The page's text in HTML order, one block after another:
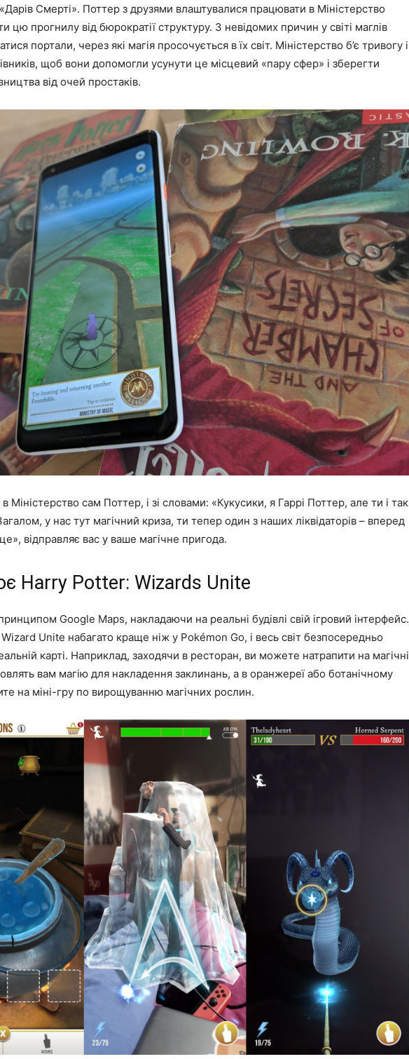
Смерті». Поттер з друзями влаштувалися працювати в Міністерство
цю прогнилу від бюрократії структуру. З невідомих причин у світі маглів
портали, через які магія просочується в їх світ. Міністерство б’є тривогу і
щоб вони допомогли усунути це місцевий «пару сфер» і зберегти
від очей простаків.
Міністерство сам Поттер, і зі словами: «Кукусики, я Гаррі Поттер, але ти і так
у нас тут магічний криза, ти тепер один з наших ліквідаторів – вперед
відправляє вас у ваше магічне пригода.
Harry Potter: Wizards Unite
Google Maps, накладаючи на реальні будівлі свій ігровий інтерфейс.
Unite набагато краще ніж у Pokémon Go, і весь світ безпосередньо
карті. Наприклад, заходячи в ресторан, ви можете натрапити на магічні
вам магію для накладення заклинань, а в оранжереї або ботанічному
на міні-гру по вирощуванню магічних рослин.